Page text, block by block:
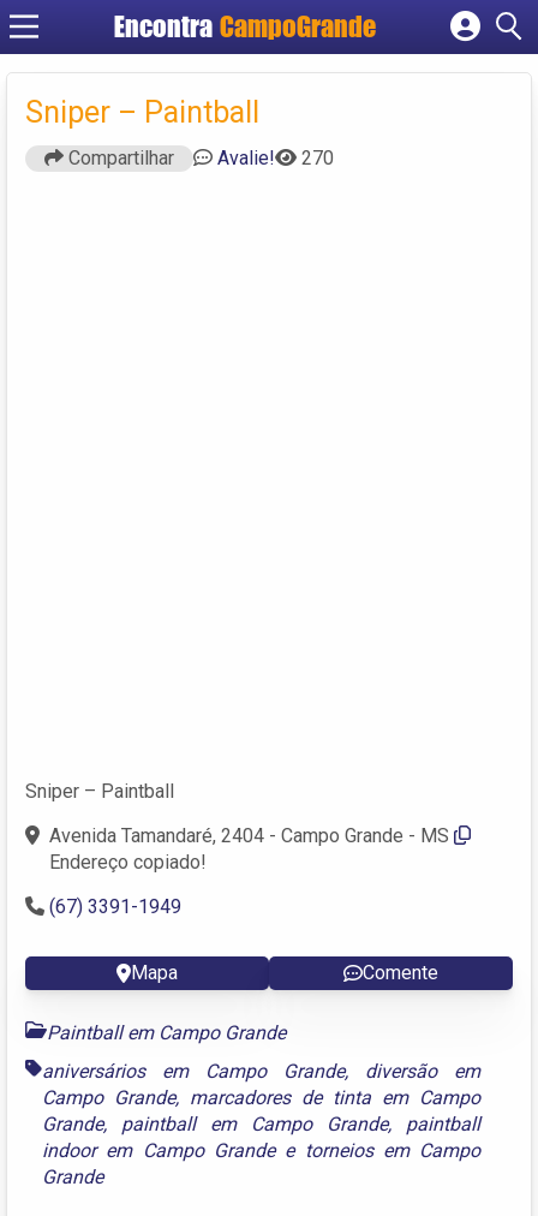
Encontra CampoGrande
Cadastrar empresa
Criar conta
Sniper – Paintball
Compartilhar Avalie! 270
Sniper – Paintball
Avenida Tamandaré, 2404 - Campo Grande - MS
Endereço copiado!
(67) 3391-1949
Mapa Comente
Paintball em Campo Grande
aniversários em Campo Grande, diversão em
Campo Grande, marcadores de tinta em Campo
Grande, paintball em Campo Grande, paintball
indoor em Campo Grandee torneios em Campo
Grande